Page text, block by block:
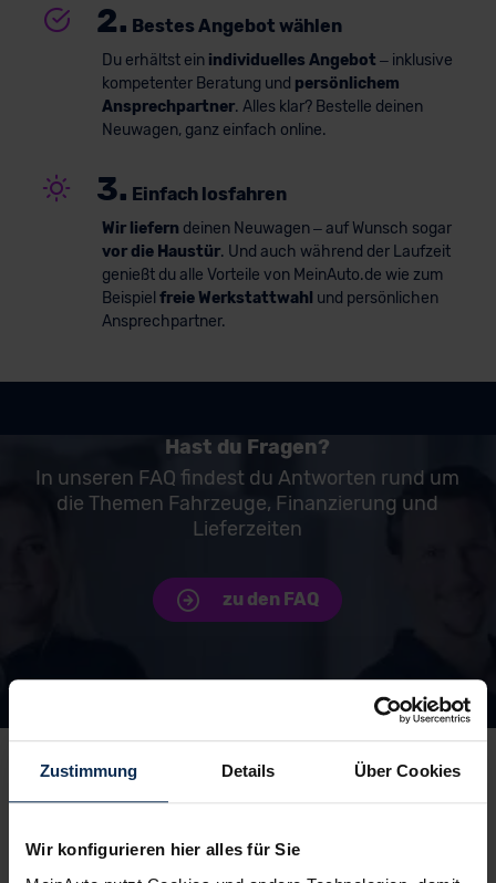
Zustimmung Details Über Cookies
Wir konfigurieren hier alles für Sie
2. Bestes Angebot wählen
Du erhältst ein individuelles Angebot – inklusive
kompetenter Beratung und persönlichem
Ansprechpartner. Alles klar? Bestelle deinen
Neuwagen, ganz einfach online.
3. Einfach losfahren
Wir liefern deinen Neuwagen – auf Wunsch sogar
vor die Haustür. Und auch während der Laufzeit
genießt du alle Vorteile von MeinAuto.de wie zum
Beispiel freie Werkstattwahl und persönlichen
Ansprechpartner.
Hast du Fragen?
In unseren FAQ findest du Antworten rund um
die Themen Fahrzeuge, Finanzierung und
Lieferzeiten
zu den FAQ
Peugeot Skoda